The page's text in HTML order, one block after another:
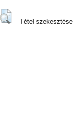
Tétel szekesztése